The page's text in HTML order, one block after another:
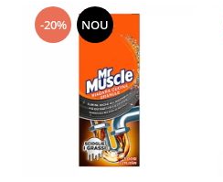
Suplimente Bebelusi
Betisoare
Detergent Bebelusi
Detergent Bebelusi Ariel
Sampon Bebelusi
Pasta de dinti *B*
-20% NOU